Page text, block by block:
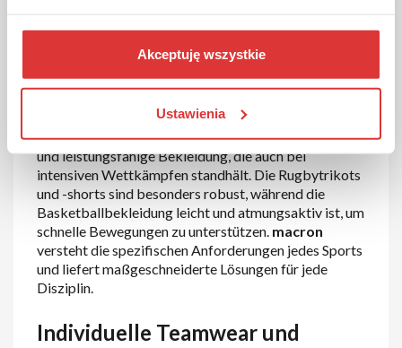
Akceptuję wszystkie
Ustawienia
Trikots, Shorts, Socken sowie Ausrüstung wie
Torwarthandschuhe und Schienbeinschoner.
Rugby- und Basketballkollektion
Basketballspieler bietetmacronstrapazierfähige
und leistungsfähige Bekleidung, die auch bei
intensiven Wettkämpfen standhält. Die Rugbytrikots
und -shorts sind besonders robust, während die
Basketballbekleidung leicht und atmungsaktiv ist, um
schnelle Bewegungen zu unterstützen. macron
versteht die spezifischen Anforderungen jedes Sports
und liefert maßgeschneiderte Lösungen für jede
Disziplin.
Individuelle Teamwear und